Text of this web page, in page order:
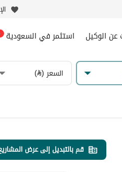
عن الوكيل استثمر في السعودية
السعر (⃁)
قم بالتبديل إلى عرض